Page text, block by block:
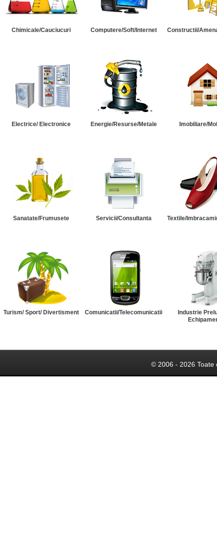
Chimicale/Cauciucuri Computere/Soft/Internet Constructii/
Electrice/ Electronice Energie/Resurse/Metale Imobiliare/
Sanatate/Frumusete Servicii/Consultanta Textile/
Turism/ Sport/ Divertisment Comunicatii/Telecomunicatii
Industrie
© 2006 - 2026